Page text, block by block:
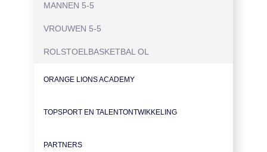
MANNEN 5-5
VROUWEN 5-5
ROLSTOELBASKETBAL OL
ORANGE LIONS ACADEMY
TOPSPORT EN TALENTONTWIKKELING
PARTNERS